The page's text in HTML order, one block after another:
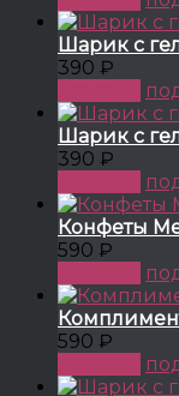
Шарик с
390 ₽
Шарик с
390 ₽
Конфеты
590 ₽
590 ₽